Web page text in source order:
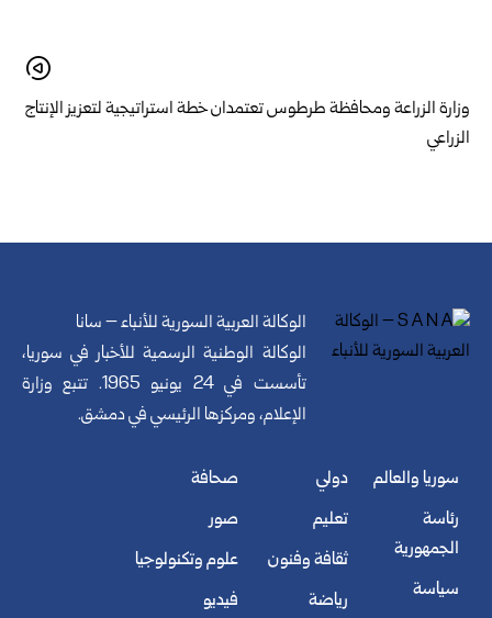
وزارة الزراعة ومحافظة طرطوس تعتمدان خطة استراتيجية لتعزيز الإنتاج
الزراعي
الوكالة العربية السورية للأنباء – سانا
الوكالة الوطنية الرسمية للأخبار في سوريا،
تأسست في 24 يونيو 1965. تتبع وزارة
الإعلام، ومركزها الرئيسي في دمشق.
سوريا والعالم
رئاسة
الجمهورية
سياسة
دولي
تعليم
ثقافة وفنون
رياضة
صحافة
صور
علوم وتكنولوجيا
فيديو